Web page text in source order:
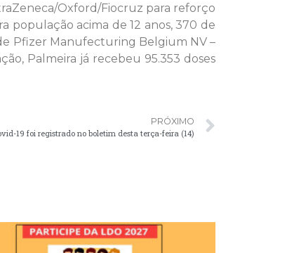
Oxford/Fiocruz para reforço
população acima de 12 anos, 370 de
Pfizer Manufecturing Belgium NV –
Palmeira já recebeu 95.353 doses
PRÓXIMO
19 foi registrado no boletim desta terça-feira (14)